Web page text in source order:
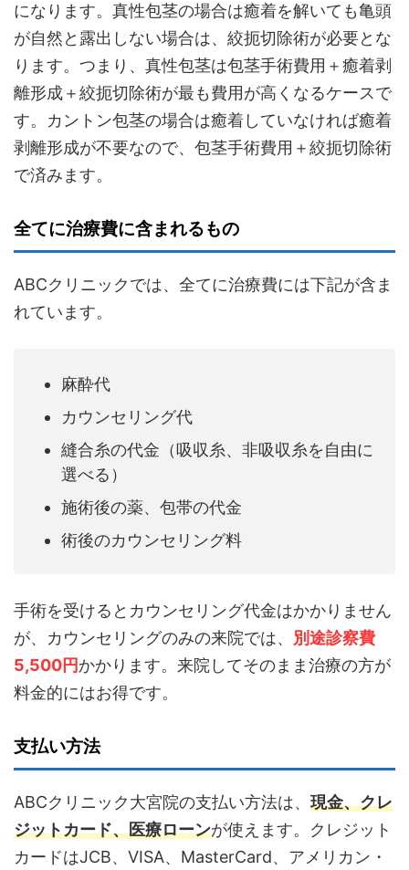
になります。真性包茎の場合は癒着を解いても亀頭
が自然と露出しない場合は、絞扼切除術が必要とな
ります。つまり、真性包茎は包茎手術費用＋癒着剥
離形成＋絞扼切除術が最も費用が高くなるケースで
す。カントン包茎の場合は癒着していなければ癒着
剥離形成が不要なので、包茎手術費用＋絞扼切除術
で済みます。
全てに治療費に含まれるもの
ABCクリニックでは、全てに治療費には下記が含ま
れています。
麻酔代
カウンセリング代
縫合糸の代金（吸収糸、非吸収糸を自由に
選べる）
施術後の薬、包帯の代金
術後のカウンセリング料
手術を受けるとカウンセリング代金はかかりません
が、カウンセリングのみの来院では、 別途診察費
5,500円かかります。来院してそのまま治療の方が
料金的にはお得です。
支払い方法
ABCクリニック大宮院の支払い方法は、 現金、クレ
ジットカード、医療ローンが使えます。クレジット
カードはJCB、VISA、MasterCard、アメリカン・